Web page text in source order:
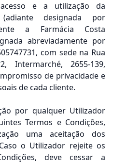
e a utilização da
designada por
a Farmácia Costa
abreviadamente por
com sede na Rua
Intermarché, 2655-139,
de privacidade e
de cada cliente.
por qualquer Utilizador
Termos e Condições,
uma aceitação dos
o Utilizador rejeite os
deve cessar a